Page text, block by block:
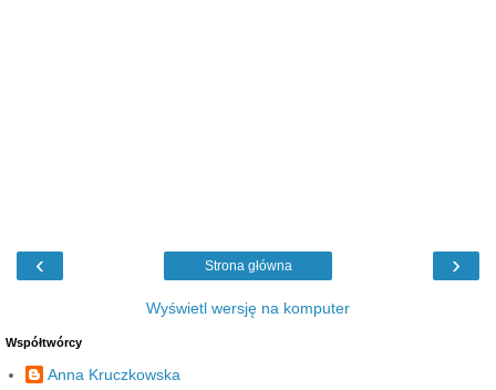
‹ ›
Strona główna
Wyświetl wersję na komputer
Współtwórcy
Anna Kruczkowska